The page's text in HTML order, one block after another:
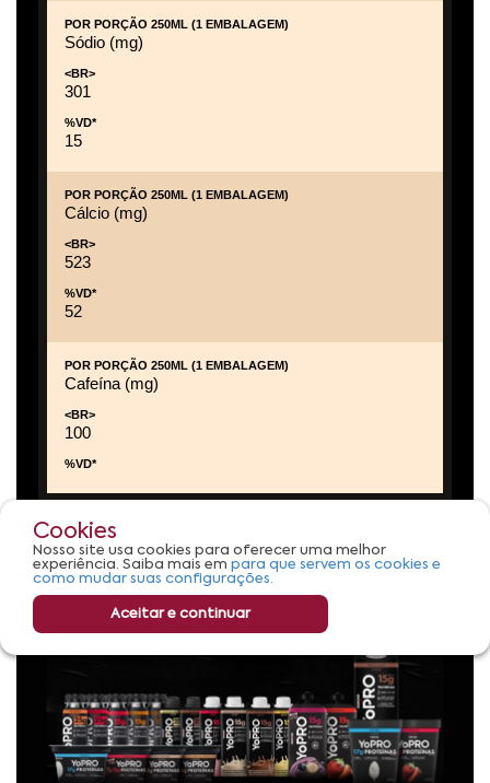
Cookies
Nosso site usa cookies para oferecer uma melhor
experiência. Saiba mais em para que servem os cookies e
como mudar suas configurações.
Aceitar e continuar